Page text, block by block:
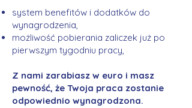
system benefitów i dodatków do
wynagrodzenia,
możliwość pobierania zaliczek już po
pierwszym tygodniu pracy,
Z nami zarabiasz w euro i masz
pewność, że Twoja praca zostanie
odpowiednio wynagrodzona.